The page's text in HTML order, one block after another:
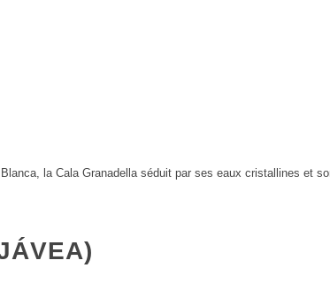
la Cala Granadella séduit par ses eaux cristallines et